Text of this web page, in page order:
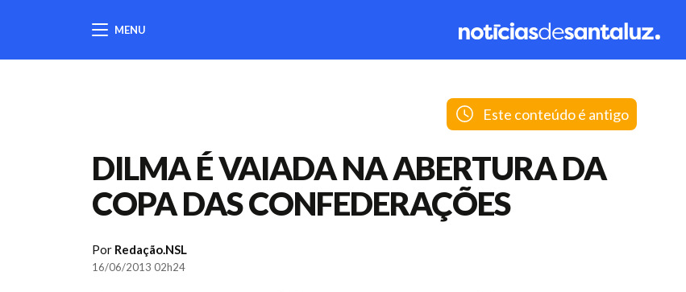
MENU
Este conteúdo é antigo
DILMA É VAIADA NA ABERTURA DA
COPA DAS CONFEDERAÇÕES
Por Redação.NSL
16/06/2013 02h24